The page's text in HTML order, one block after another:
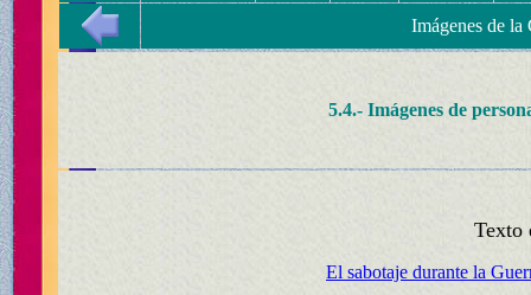
Imágenes de
5.4.- Imágenes de
Texto
El sabotaje durante la